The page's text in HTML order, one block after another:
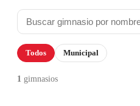
Todos Municipal
1 gimnasios